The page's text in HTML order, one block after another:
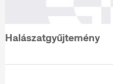
Halászatgyűjtemény